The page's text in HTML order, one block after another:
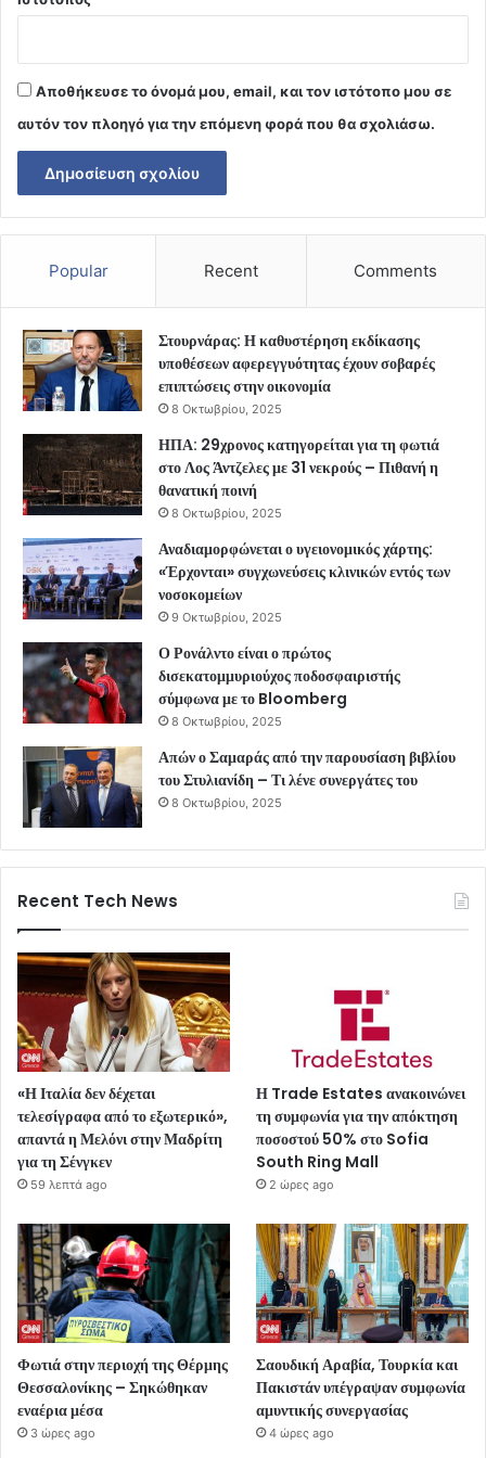
Αποθήκευσε το όνομά μου, email, και τον ιστότοπο μου σε
αυτόν τον πλοηγό για την επόμενη φορά που θα σχολιάσω.
Popular Recent Comments
Στουρνάρας: Η καθυστέρηση εκδίκασης
υποθέσεων αφερεγγυότητας έχουν σοβαρές
επιπτώσεις στην οικονομία
8 Οκτωβρίου, 2025
ΗΠΑ: 29χρονος κατηγορείται για τη φωτιά
στο Λος Άντζελες με 31 νεκρούς – Πιθανή η
θανατική ποινή
8 Οκτωβρίου, 2025
Αναδιαμορφώνεται ο υγειονομικός χάρτης:
«Έρχονται» συγχωνεύσεις κλινικών εντός των
νοσοκομείων
9 Οκτωβρίου, 2025
Ο Ρονάλντο είναι ο πρώτος
δισεκατομμυριούχος ποδοσφαιριστής
σύμφωνα με το Bloomberg
8 Οκτωβρίου, 2025
Απών ο Σαμαράς από την παρουσίαση βιβλίου
του Στυλιανίδη – Τι λένε συνεργάτες του
8 Οκτωβρίου, 2025
Recent Tech News
«Η Ιταλία δεν δέχεται
τελεσίγραφα από το εξωτερικό»,
απαντά η Μελόνι στην Μαδρίτη
για τη Σένγκεν
59 λεπτά ago
Η Trade Estates ανακοινώνει
τη συμφωνία για την απόκτηση
ποσοστού 50% στο Sofia
South Ring Mall
2 ώρες ago
Φωτιά στην περιοχή της Θέρμης
Θεσσαλονίκης – Σηκώθηκαν
εναέρια μέσα
3 ώρες ago
Σαουδική Αραβία, Τουρκία και
Πακιστάν υπέγραψαν συμφωνία
αμυντικής συνεργασίας
4 ώρες ago